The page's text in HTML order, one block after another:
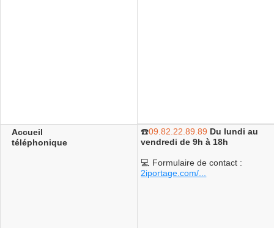
Accueil
téléphonique
☎️09.82.22.89.89 Du lundi au
vendredi de 9h à 18h
💻 Formulaire de contact :
2iportage.com/...